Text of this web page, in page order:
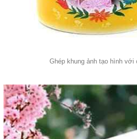
Ghép khung ảnh tạo hình với